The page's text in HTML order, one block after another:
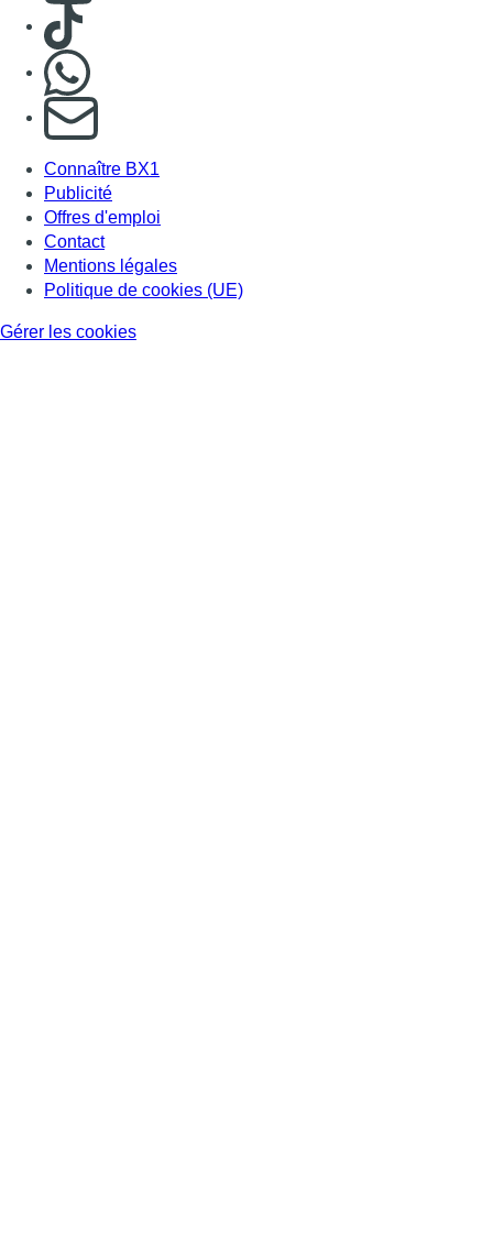
Consulter TikTok
S'abonner à notre newsletter
Connaître BX1
Publicité
Offres d'emploi
Contact
Mentions légales
Politique de cookies (UE)
Gérer les cookies